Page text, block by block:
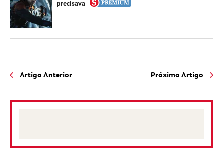
precisava
Artigo Anterior Próximo Artigo